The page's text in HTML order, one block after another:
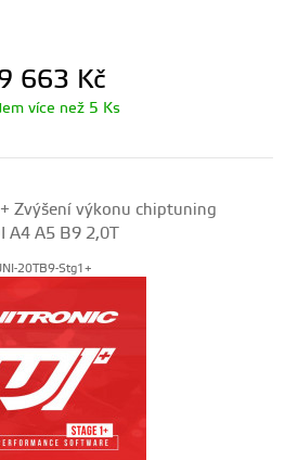
663 Kč
více než 5 Ks
Zvýšení výkonu chiptuning
A4 A5 B9 2,0T
20TB9-Stg1+